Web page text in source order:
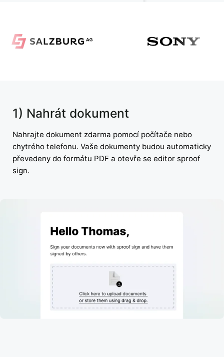
1) Nahrát dokument
Nahrajte dokument zdarma pomocí počítače nebo
chytrého telefonu. Vaše dokumenty budou automaticky
převedeny do formátu PDF a otevře se editor sproof
sign.